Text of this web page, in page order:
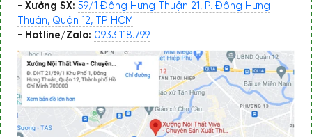
- Xưởng SX: 59/1 Đông Hưng Thuận 21, P. Đông Hưng
Thuận, Quận 12, TP HCM
- Hotline/Zalo: 0933.118.799